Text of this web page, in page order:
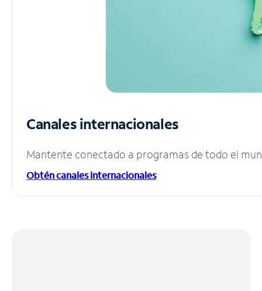
Canales internacionales
Mantente conectado a programas de todo el
Obtén canales internacionales